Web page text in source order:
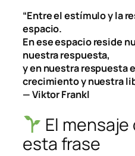
“Entre el estímulo y la
espacio.
En ese espacio reside
nuestra respuesta,
y en nuestra respuesta
crecimiento y nuestra
— Viktor Frankl
El
esta frase